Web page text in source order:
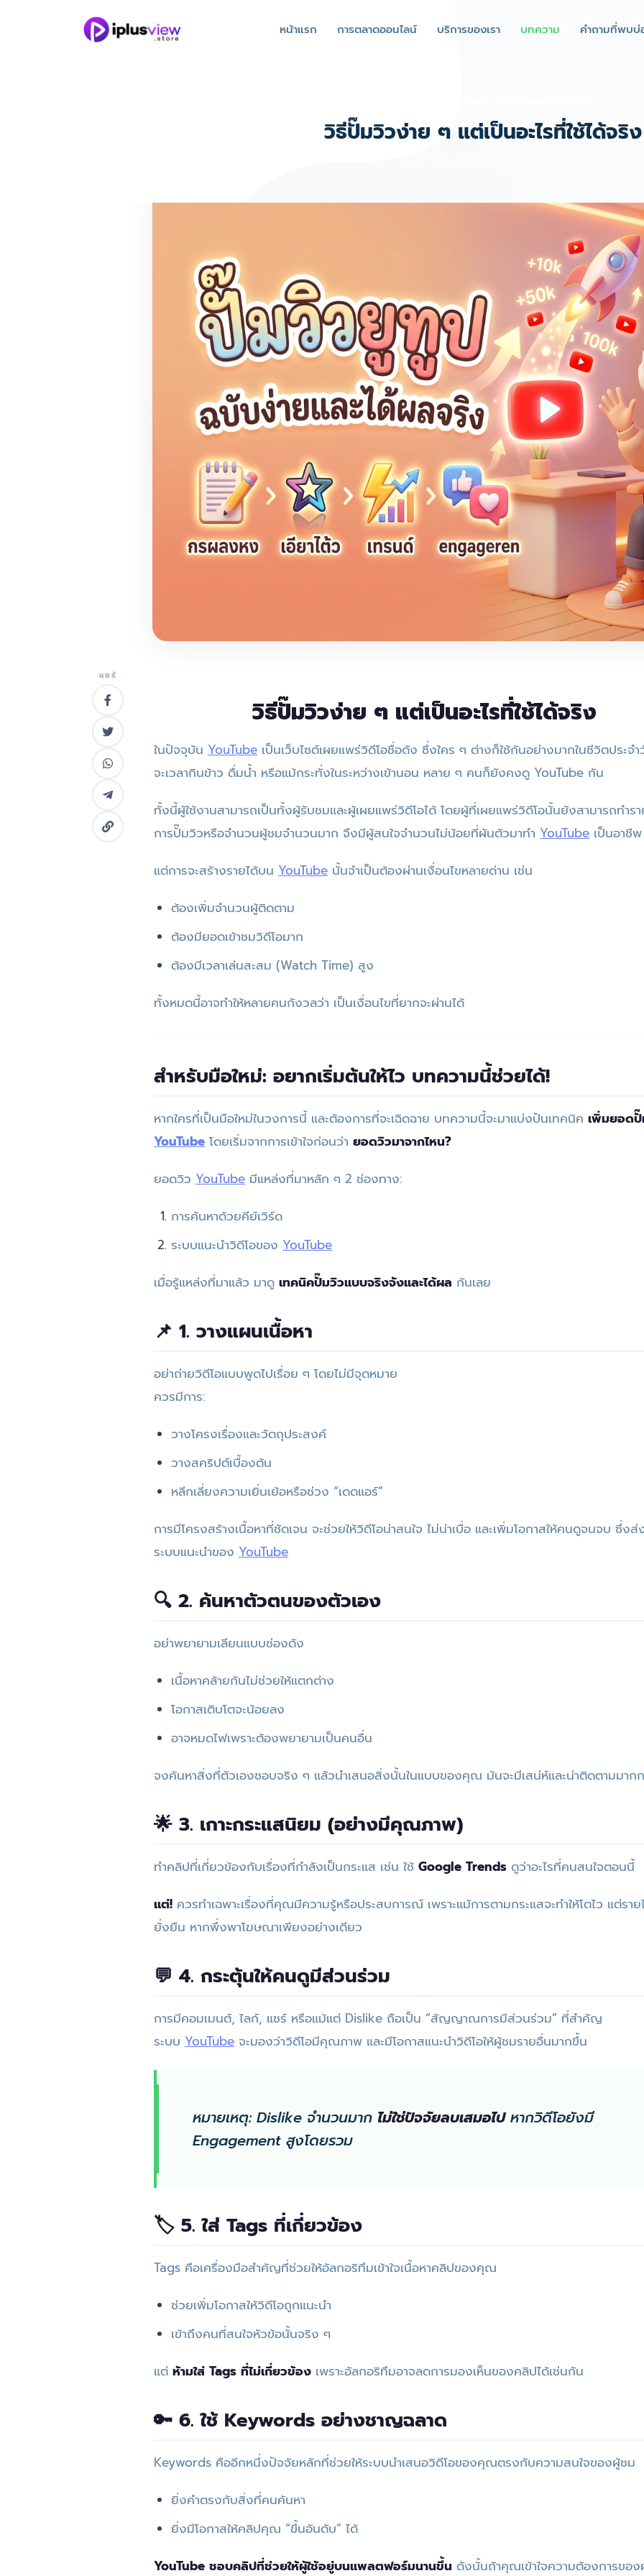
หน้าแรก การตลาดออนไลน์ บริการของเรา บทความ คำถามที่พบบ่
วิธีปั๊มวิวง่าย ๆ แต่เป็นอะไรที่ใช้ได้จริง
แชร์
วิธีปั๊มวิวง่าย ๆ แต่เป็นอะไรที่ใช้ได้จริง
ในปัจจุบัน YouTube เป็นเว็บไซต์เผยแพร่วิดีโอชื่อดัง ซึ่งใคร ๆ ต่างก็ใช้กันอย่างมากในชีวิตประจำ
จะเวลากินข้าว ดื่มน้ำ หรือแม้กระทั่งในระหว่างเข้านอน หลาย ๆ คนก็ยังคงดู YouTube กัน
ทั้งนี้ผู้ใช้งานสามารถเป็นทั้งผู้รับชมและผู้เผยแพร่วิดีโอได้ โดยผู้ที่เผยแพร่วิดีโอนั้นยังสามารถทำรา
การปั๊มวิวหรือจำนวนผู้ชมจำนวนมาก จึงมีผู้สนใจจำนวนไม่น้อยที่ผันตัวมาทำ YouTube เป็นอาชีพ
แต่การจะสร้างรายได้บน YouTube นั้นจำเป็นต้องผ่านเงื่อนไขหลายด่าน เช่น
ต้องเพิ่มจำนวนผู้ติดตาม
ต้องมียอดเข้าชมวิดีโอมาก
ต้องมีเวลาเล่นสะสม (Watch Time) สูง
ทั้งหมดนี้อาจทำให้หลายคนกังวลว่า เป็นเงื่อนไขที่ยากจะผ่านได้
สำหรับมือใหม่: อยากเริ่มต้นให้ไว บทความนี้ช่วยได้!
หากใครที่เป็นมือใหม่ในวงการนี้ และต้องการที่จะเฉิดฉาย บทความนี้จะมาแบ่งปันเทคนิค เพิ่มยอดปั๊
YouTube โดยเริ่มจากการเข้าใจก่อนว่า ยอดวิวมาจากไหน?
ยอดวิว YouTube มีแหล่งที่มาหลัก ๆ 2 ช่องทาง:
การค้นหาด้วยคีย์เวิร์ด
ระบบแนะนำวิดีโอของ YouTube
เมื่อรู้แหล่งที่มาแล้ว มาดู เทคนิคปั๊มวิวแบบจริงจังและได้ผล กันเลย
📌 1. วางแผนเนื้อหา
อย่าถ่ายวิดีโอแบบพูดไปเรื่อย ๆ โดยไม่มีจุดหมาย
ควรมีการ:
วางโครงเรื่องและวัตถุประสงค์
วางสคริปต์เบื้องต้น
หลีกเลี่ยงความเยิ่นเย้อหรือช่วง “เดดแอร์”
การมีโครงสร้างเนื้อหาที่ชัดเจน จะช่วยให้วิดีโอน่าสนใจ ไม่น่าเบื่อ และเพิ่มโอกาสให้คนดูจนจบ ซึ่ง
ระบบแนะนำของ YouTube
🔍 2. ค้นหาตัวตนของตัวเอง
อย่าพยายามเลียนแบบช่องดัง
เนื้อหาคล้ายกันไม่ช่วยให้แตกต่าง
โอกาสเติบโตจะน้อยลง
อาจหมดไฟเพราะต้องพยายามเป็นคนอื่น
จงค้นหาสิ่งที่ตัวเองชอบจริง ๆ แล้วนำเสนอสิ่งนั้นในแบบของคุณ มันจะมีเสน่ห์และน่าติดตามมาก
🌟 3. เกาะกระแสนิยม (อย่างมีคุณภาพ)
ทำคลิปที่เกี่ยวข้องกับเรื่องที่กำลังเป็นกระแส เช่น ใช้ Google Trends ดูว่าอะไรที่คนสนใจตอนนี้
แต่! ควรทำเฉพาะเรื่องที่คุณมีความรู้หรือประสบการณ์ เพราะแม้การตามกระแสจะทำให้โตไว แต่ราย
ยั่งยืน หากพึ่งพาโฆษณาเพียงอย่างเดียว
💬 4. กระตุ้นให้คนดูมีส่วนร่วม
การมีคอมเมนต์, ไลก์, แชร์ หรือแม้แต่ Dislike ถือเป็น “สัญญาณการมีส่วนร่วม” ที่สำคัญ
ระบบ YouTube จะมองว่าวิดีโอมีคุณภาพ และมีโอกาสแนะนำวิดีโอให้ผู้ชมรายอื่นมากขึ้น
หมายเหตุ: Dislike จำนวนมาก ไม่ใช่ปัจจัยลบเสมอไปหากวิดีโอยังมี
Engagement สูงโดยรวม
🏷️ 5. ใส่ Tags ที่เกี่ยวข้อง
Tags คือเครื่องมือสำคัญที่ช่วยให้อัลกอริทึมเข้าใจเนื้อหาคลิปของคุณ
ช่วยเพิ่มโอกาสให้วิดีโอถูกแนะนำ
เข้าถึงคนที่สนใจหัวข้อนั้นจริง ๆ
แต่ ห้ามใส่ Tags ที่ไม่เกี่ยวข้อง เพราะอัลกอริทึมอาจลดการมองเห็นของคลิปได้เช่นกัน
🔑 6. ใช้ Keywords อย่างชาญฉลาด
Keywords คืออีกหนึ่งปัจจัยหลักที่ช่วยให้ระบบนำเสนอวิดีโอของคุณตรงกับความสนใจของผู้ชม
ยิ่งคำตรงกับสิ่งที่คนค้นหา
ยิ่งมีโอกาสให้คลิปคุณ “ขึ้นอันดับ” ได้
YouTube ชอบคลิปที่ช่วยให้ผู้ใช้อยู่บนแพลตฟอร์มนานขึ้น ดังนั้นถ้าคุณเข้าใจความต้องการของ